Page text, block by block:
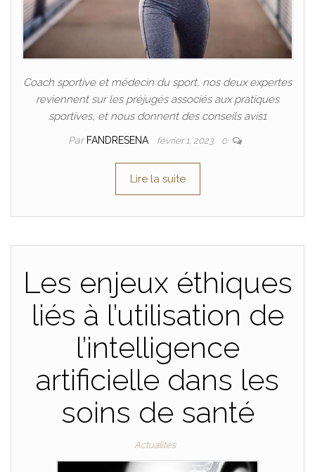
Coach sportive et médecin du sport, nos deux expertes
reviennent sur les préjugés associés aux pratiques
sportives, et nous donnent des conseils avis1
Par FANDRESENA février 1, 2023 0
Lire la suite
Les enjeux éthiques
liés à l’utilisation de
l’intelligence
artificielle dans les
soins de santé
Actualités